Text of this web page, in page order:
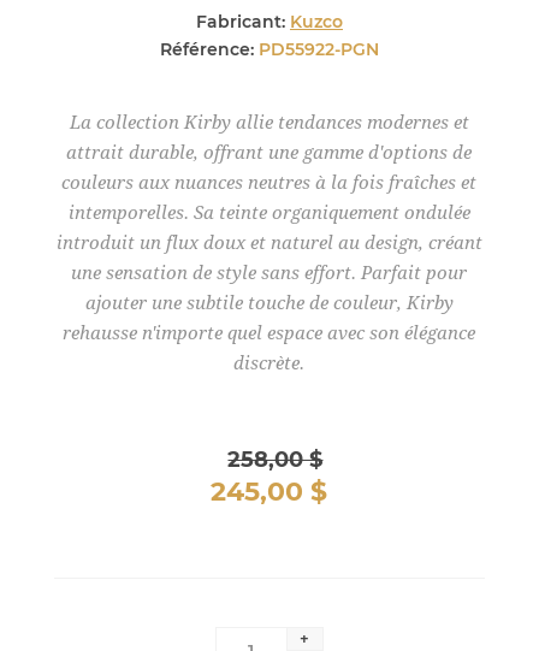
Fabricant: Kuzco
Référence: PD55922-PGN
La collection Kirby allie tendances modernes et
attrait durable, offrant une gamme d'options de
couleurs aux nuances neutres à la fois fraîches et
intemporelles. Sa teinte organiquement ondulée
introduit un flux doux et naturel au design, créant
une sensation de style sans effort. Parfait pour
ajouter une subtile touche de couleur, Kirby
rehausse n'importe quel espace avec son élégance
discrète.
258,00 $
245,00 $
+